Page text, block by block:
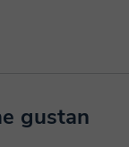
gustan